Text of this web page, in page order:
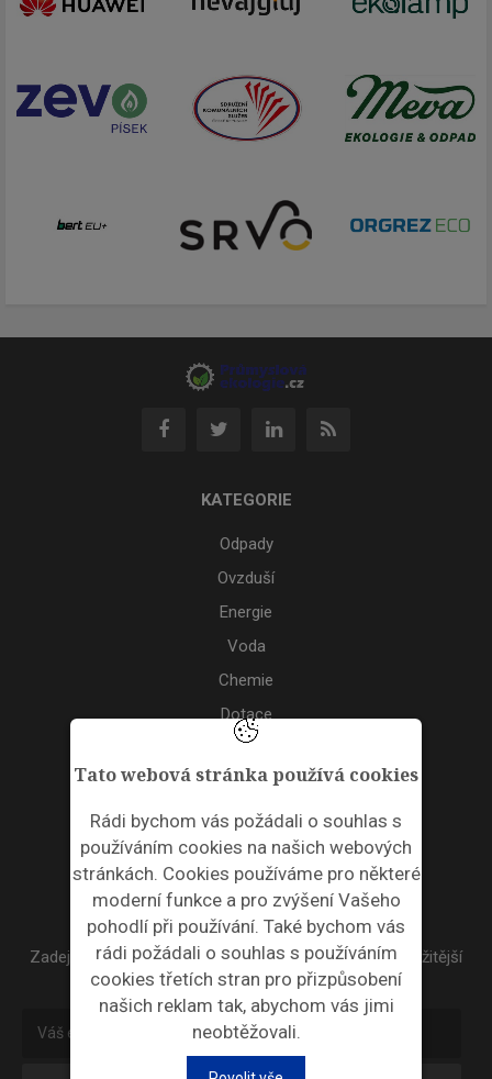
Tato webová stránka používá cookies
Rádi bychom vás požádali o souhlas s
používáním cookies na našich webových
stránkách. Cookies používáme pro některé
moderní funkce a pro zvýšení Vašeho
pohodlí při používání. Také bychom vás
rádi požádali o souhlas s používáním
cookies třetích stran pro přizpůsobení
našich reklam tak, abychom vás jimi
neobtěžovali.
KATEGORIE
Odpady
Ovzduší
Energie
Voda
Chemie
Dotace
Akce
ODPADNÍ PLASTY
NEWSLETTER
Zadejte váš email a my Vám budeme zasílat ty nejdůležitější
informace, maximálně 1x týdně.